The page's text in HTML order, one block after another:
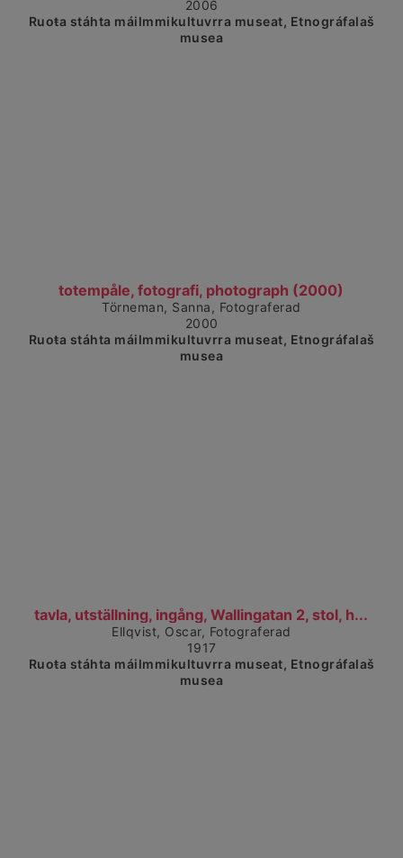
2006
Ruoŧa stáhta máilmmikultuvrra museat, Etnográfalaš
musea
totempåle, fotografi, photograph (2000)
Čájet dárkkes dieđuid
Törneman, Sanna, Fotograferad
2000
Ruoŧa stáhta máilmmikultuvrra museat, Etnográfalaš
musea
tavla, utställning, ingång, Wallingatan 2, stol, h...
Čájet dárkkes dieđuid
Ellqvist, Oscar, Fotograferad
1917
Ruoŧa stáhta máilmmikultuvrra museat, Etnográfalaš
musea